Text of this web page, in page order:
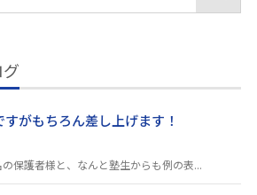
がもちろん差し上げます！
保護者様と、なんと塾生からも例の表...